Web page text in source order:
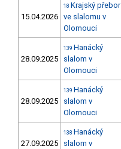
15.04.2026
18 Krajský přebor
ve slalomu v
Olomouci
28.09.2025
139 Hanácký
slalom v
Olomouci
28.09.2025
139 Hanácký
slalom v
Olomouci
27.09.2025
138 Hanácký
slalom v